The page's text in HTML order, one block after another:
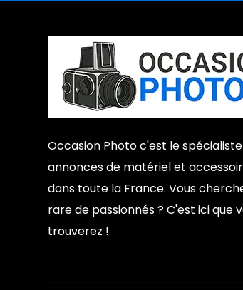
Occasion Photo c'est le
annonces de matériel et
dans toute la France. Vous
rare de passionnés ? C'est ici que
trouverez !